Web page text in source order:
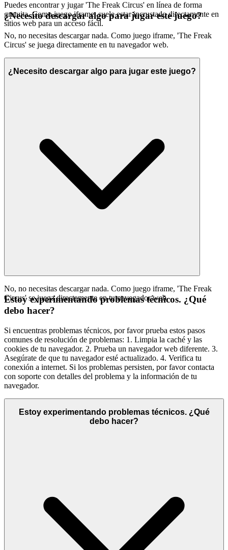
Puedes encontrar y jugar 'The Freak Circus' en línea de forma
gratuita. Como juego iframe, suele estar incrustado directamente en
sitios web para un acceso fácil.
¿Necesito descargar algo para jugar este juego?
No, no necesitas descargar nada. Como juego iframe, 'The Freak
Circus' se juega directamente en tu navegador web.
¿Necesito descargar algo para jugar este juego?
No, no necesitas descargar nada. Como juego iframe, 'The Freak
Circus' se juega directamente en tu navegador web.
Estoy experimentando problemas técnicos. ¿Qué
debo hacer?
Si encuentras problemas técnicos, por favor prueba estos pasos
comunes de resolución de problemas: 1. Limpia la caché y las
cookies de tu navegador. 2. Prueba un navegador web diferente. 3.
Asegúrate de que tu navegador esté actualizado. 4. Verifica tu
conexión a internet. Si los problemas persisten, por favor contacta
con soporte con detalles del problema y la información de tu
navegador.
Estoy experimentando problemas técnicos. ¿Qué
debo hacer?